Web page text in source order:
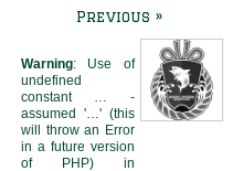
Previous »
Warning: Use of
undefined
constant … -
assumed '…' (this
will throw an Error
in a future version
of PHP) in